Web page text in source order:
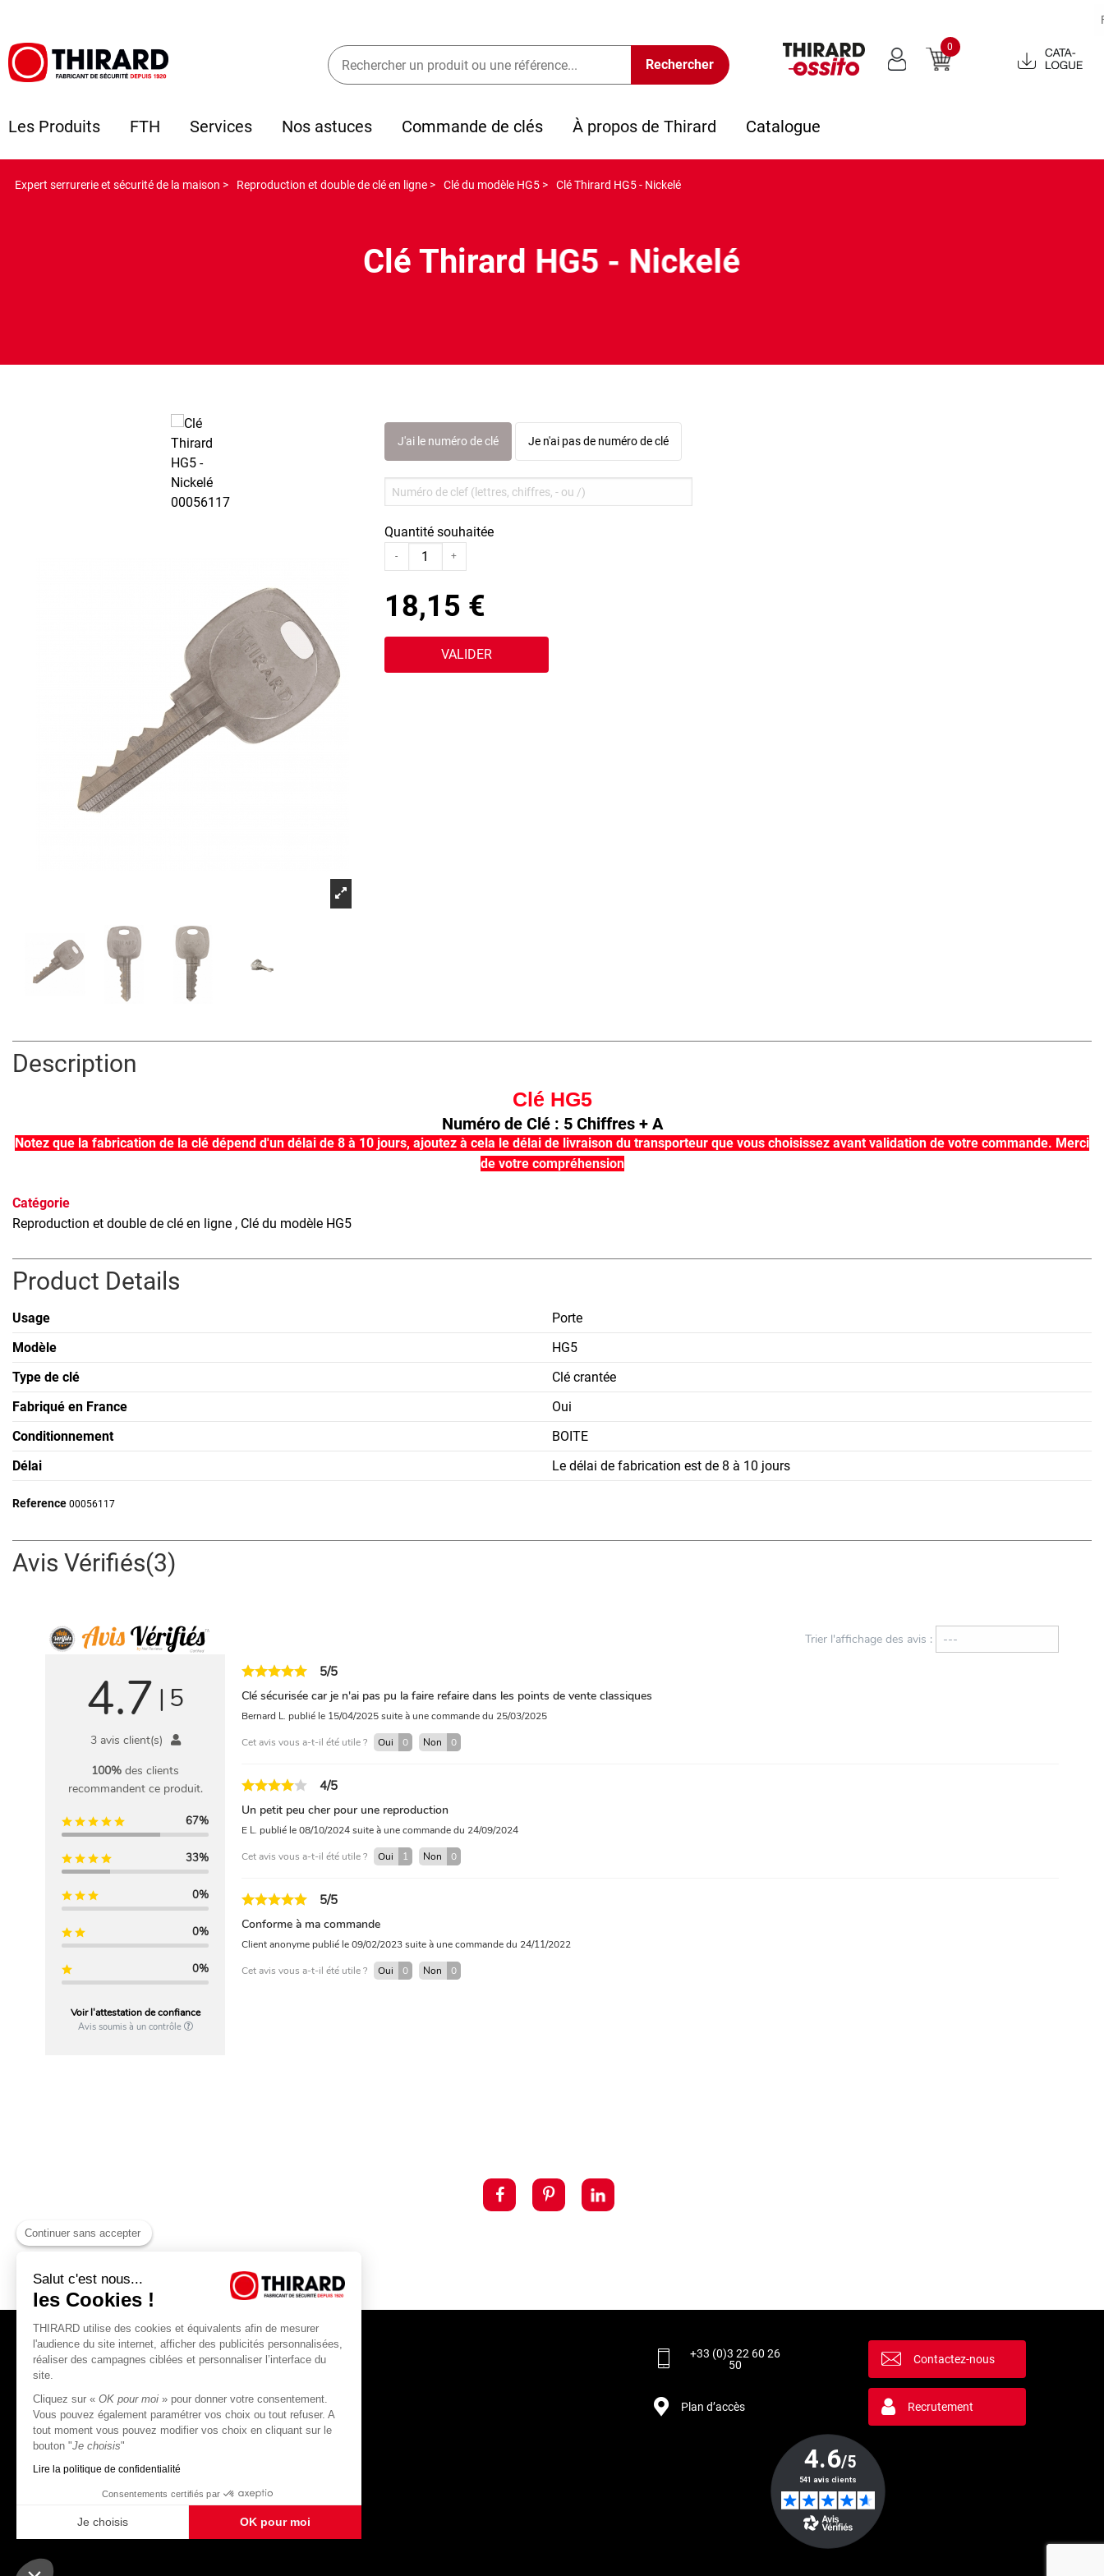
0
Catalogue
2022
Les Produits FTH Services Nos astuces Commande de clés À propos de Thirard Catalogue
Expert serrurerie et sécurité de la maison > Reproduction et double de clé en ligne > Clé du modèle HG5 > Clé Thirard HG5 - Nickelé
Clé Thirard HG5 - Nickelé
J'ai le numéro de clé Je n'ai pas de numéro de clé
Quantité souhaitée
- +
18,15 €
VALIDER
Description
Clé HG5
Numéro de Clé : 5 Chiffres + A
Notez que la fabrication de la clé dépend d'un délai de 8 à 10 jours, ajoutez à cela le délai de livraison du transporteur que vous choisissez avant validation de votre commande. Merci
de votre compréhension
Catégorie
Reproduction et double de clé en ligne , Clé du modèle HG5
Product Details
Usage
Porte
Modèle
HG5
Type de clé
Clé crantée
Fabriqué en France
Oui
Conditionnement
BOITE
Délai
Le délai de fabrication est de 8 à 10 jours
Reference 00056117
Avis Vérifiés(3)
4.7 | 5
3 avis client(s)
100% des clients
recommandent ce produit.
67%
33%
0%
0%
0%
Voir l'attestation de confiance
Avis soumis à un contrôle
Trier l'affichage des avis :
5/5
Clé sécurisée car je n'ai pas pu la faire refaire dans les points de vente classiques
Bernard L. publié le 15/04/2025suite à une commande du 25/03/2025
Cet avis vous a-t-il été utile ?
Oui 0 Non 0
4/5
Un petit peu cher pour une reproduction
E L. publié le 08/10/2024suite à une commande du 24/09/2024
Cet avis vous a-t-il été utile ?
Oui 1 Non 0
5/5
Conforme à ma commande
Client anonyme publié le 09/02/2023suite à une commande du 24/11/2022
Cet avis vous a-t-il été utile ?
Oui 0 Non 0
THIRARD S.A.S
45, rue Jean Jaurès
80390 Fressenneville
CS 60004 France
+33 (0)3 22 60 26
50
Contactez-nous
Plan d’accès Recrutement
Continuer sans accepter
Salut c'est nous...
les Cookies !
THIRARD utilise des cookies et équivalents afin de mesurer
l'audience du site internet, afficher des publicités personnalisées,
réaliser des campagnes ciblées et personnaliser l’interface du
site.
Cliquez sur « OK pour moi » pour donner votre consentement.
Vous pouvez également paramétrer vos choix ou tout refuser. A
tout moment vous pouvez modifier vos choix en cliquant sur le
bouton "Je choisis"
Lire la politique de confidentialité
Consentements certifiés par
Je choisis OK pour moi
Notre plateforme vous permet d'adapter et de gérer vos paramètres de confidentialité, en garantissant la conformité avec les réglementations. Personnalisez vos préférences pour contrôler la manière dont vos informations sont manipulées.